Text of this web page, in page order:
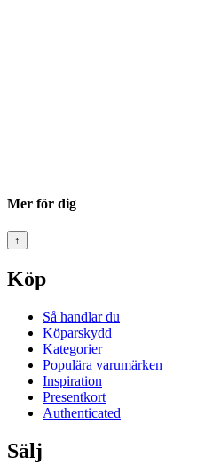
Mer för dig
↑
Köp
Så handlar du
Köparskydd
Kategorier
Populära varumärken
Inspiration
Presentkort
Authenticated
Sälj